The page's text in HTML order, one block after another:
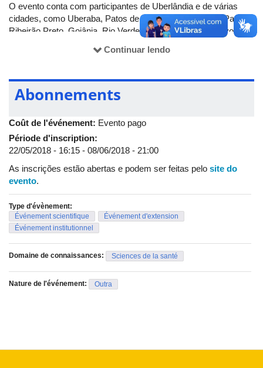
O evento conta com participantes de Uberlândia e de várias
cidades, como Uberaba, Patos de Minas, Araguari, São Paulo,
Ribeirão Preto, Goiânia, Rio Verde, entre outras. O objetivo do
interdisciplinaridade e maior integração entre as Instituições de
A 36ª JOUFU acontece na Av. Maria Silva Garcia, 402,
Bairro Granja Marileusa, Uberlândia (MG).
Continuar lendo
Abonnements
Coût de l'événement: Evento pago
Période d'inscription:
22/05/2018 - 16:15 - 08/06/2018 - 21:00
As inscrições estão abertas e podem ser feitas pelo site do
evento.
Type d'évènement:
Événement scientifique
Événement d'extension
Événement institutionnel
Domaine de connaissances: Sciences de la santé
Nature de l'événement: Outra